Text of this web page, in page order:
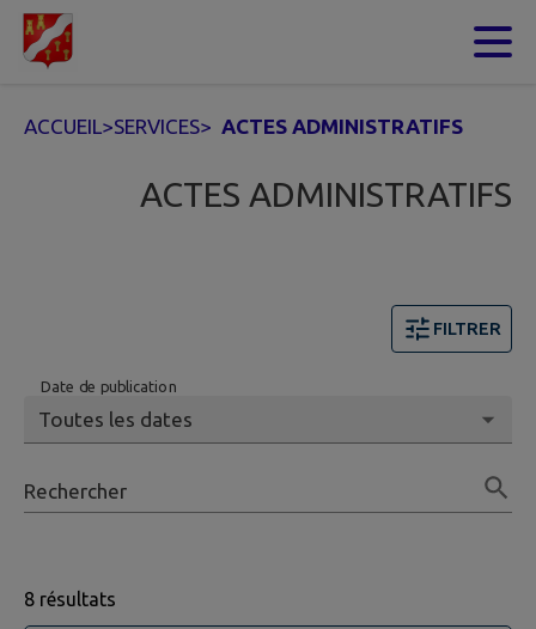
Contenu
ACCUEIL>SERVICES> ACTES ADMINISTRATIFS
ACTES ADMINISTRATIFS
FILTRER
Date de publication
Rechercher
8 résultats